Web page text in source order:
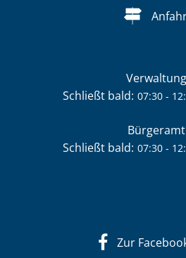
Klicken, um weitere
Schließt bald: 07:30 -
Klicken, um weitere
Schließt bald: 07:30 -
Zur